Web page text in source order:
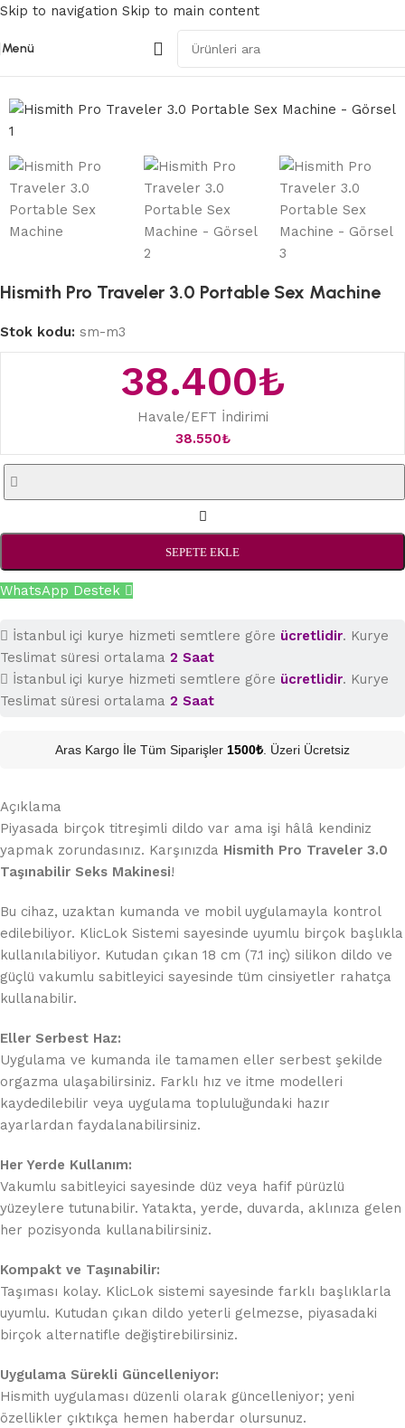
Skip to navigation Skip to main content
Menü
Seks Makinaları
Hismith Pro Traveler 3.0 Portable Sex Machine
Stok kodu: sm-m3
38.400₺
Havale/EFT İndirimi
38.550₺
SEPETE EKLE
WhatsApp Destek
İstanbul içi kurye hizmeti semtlere göre ücretlidir. Kurye
Teslimat süresi ortalama 2 Saat
İstanbul içi kurye hizmeti semtlere göre ücretlidir. Kurye
Teslimat süresi ortalama 2 Saat
Aras Kargo İle Tüm Siparişler 1500₺. Üzeri Ücretsiz
Açıklama
Piyasada birçok titreşimli dildo var ama işi hâlâ kendiniz
yapmak zorundasınız. Karşınızda Hismith Pro Traveler 3.0
Taşınabilir Seks Makinesi!
Bu cihaz, uzaktan kumanda ve mobil uygulamayla kontrol
edilebiliyor. KlicLok Sistemi sayesinde uyumlu birçok başlıkla
kullanılabiliyor. Kutudan çıkan 18 cm (7.1 inç) silikon dildo ve
güçlü vakumlu sabitleyici sayesinde tüm cinsiyetler rahatça
kullanabilir.
Eller Serbest Haz:
Uygulama ve kumanda ile tamamen eller serbest şekilde
orgazma ulaşabilirsiniz. Farklı hız ve itme modelleri
kaydedilebilir veya uygulama topluluğundaki hazır
ayarlardan faydalanabilirsiniz.
Her Yerde Kullanım:
Vakumlu sabitleyici sayesinde düz veya hafif pürüzlü
yüzeylere tutunabilir. Yatakta, yerde, duvarda, aklınıza gelen
her pozisyonda kullanabilirsiniz.
Kompakt ve Taşınabilir:
Taşıması kolay. KlicLok sistemi sayesinde farklı başlıklarla
uyumlu. Kutudan çıkan dildo yeterli gelmezse, piyasadaki
birçok alternatifle değiştirebilirsiniz.
Uygulama Sürekli Güncelleniyor:
Hismith uygulaması düzenli olarak güncelleniyor; yeni
özellikler çıktıkça hemen haberdar olursunuz.